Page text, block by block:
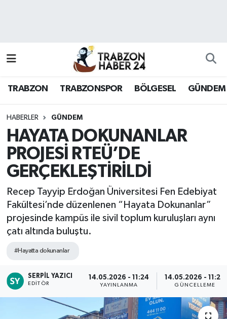
TRABZON TRABZONSPOR BÖLGESEL GÜNDEM
HABERLER GÜNDEM
HAYATA DOKUNANLAR
PROJESİ RTEÜ’DE
GERÇEKLEŞTİRİLDİ
Recep Tayyip Erdoğan Üniversitesi Fen Edebiyat
Fakültesi’nde düzenlenen “Hayata Dokunanlar”
projesinde kampüs ile sivil toplum kuruluşları aynı
çatı altında buluştu.
#Hayatta dokunanlar
SERPIL YAZICI
EDITÖR
14.05.2026 - 11:24
YAYINLANMA
14.05.2026 - 11:28
GÜNCELLEME
Hava Durumu
Namaz Vakitleri
Trafik Durumu
Süper Lig Puan Durumu ve Fikstür
Tüm Manşetler
Son Dakika Haberleri
Haber Arşivi